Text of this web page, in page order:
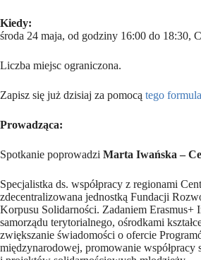
Kiedy:
środa 24 maja, od godziny 16:00 do 18:30,
Liczba miejsc ograniczona.
Zapisz się już dzisiaj za pomocą tego
Prowadząca:
Spotkanie poprowadzi Marta Iwańska –
Specjalistka ds. współpracy z regionami
zdecentralizowana jednostką Fundacji
Korpusu Solidarności. Zadaniem
samorządu terytorialnego, ośrodkami
zwiększanie świadomości o ofercie
międzynarodowej, promowanie